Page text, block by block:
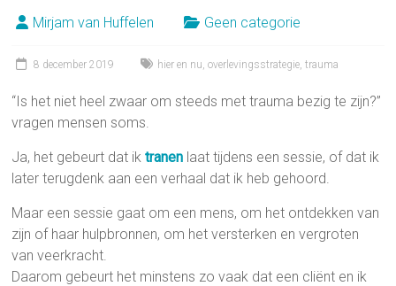
Mirjam van Huffelen Geen categorie
8 december 2019 hier en nu ,overlevingsstrategie ,trauma
“Is het niet heel zwaar om steeds met trauma bezig te zijn?”
vragen mensen soms.
Ja, het gebeurt dat iktranen laat tijdens een sessie, of dat ik
later terugdenk aan een verhaal dat ik heb gehoord.
Maar een sessie gaat om een mens, om het ontdekken van
zijn of haar hulpbronnen, om het versterken en vergroten
van veerkracht.
Daarom gebeurt het minstens zo vaak dat een cliënt en ik